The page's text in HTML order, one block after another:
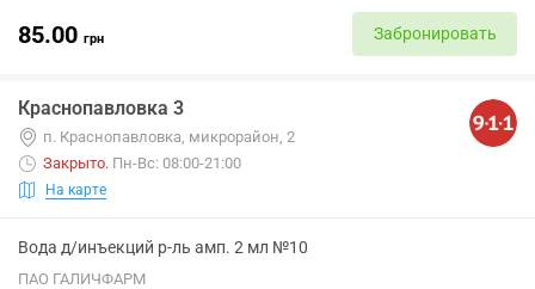
85.00 грн Забронировать
Краснопавловка 3
п. Краснопавловка, микрорайон, 2
Закрыто. Пн-Вс: 08:00-21:00
На карте
Вода д/инъекций р-ль амп. 2 мл №10
ПАО ГАЛИЧФАРМ